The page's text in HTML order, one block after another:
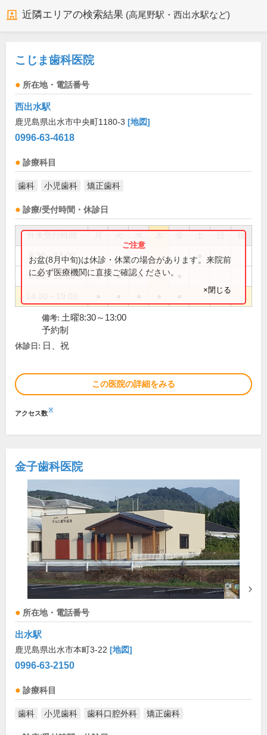
近隣エリアの検索結果 (高尾野駅・西出水駅など)
こじま歯科医院
所在地・電話番号
西出水駅
鹿児島県出水市中央町1180-3 [地図]
0996-63-4618
診療科目
歯科 小児歯科 矯正歯科
診療/受付時間・休診日
祝
8:30～13:00
9:00～12:30 ● ● ● ●
お盆(8月中旬)は休診・休業の場合があります。来院前
に必ず医療機関に直接ご確認ください。
×閉じる
備考: 土曜8:30～13:00
予約制
休診日: 日、祝
この医院の詳細をみる
アクセス数※
金子歯科医院
所在地・電話番号
出水駅
鹿児島県出水市本町3-22 [地図]
0996-63-2150
診療科目
歯科 小児歯科 歯科口腔外科 矯正歯科